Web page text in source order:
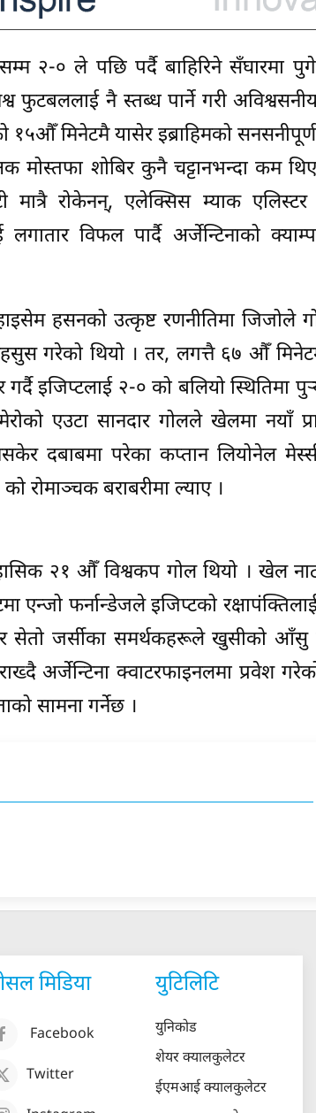
२-० ले पछि पर्दै बाहिरिने सँघारमा
फुटबललाई नै स्तब्ध पार्ने गरी
१५औँ मिनेटमै यासेर इब्राहिमको
मोस्तफा शोबिर कुनै चट्टानभन्दा कम
मात्रै रोकेनन्, एलेक्सिस म्याक
विफल पार्दै अर्जेन्टिनाको
हसनको उत्कृष्ट रणनीतिमा जिजोले
गरेको थियो । तर, लगत्तै ६७ औँ
इजिप्टलाई २-० को बलियो स्थितिमा
एउटा सानदार गोलले खेलमा नयाँ
दबाबमा परेका कप्तान लियोनेल
रोमाञ्चक बराबरीमा ल्याए ।
२१ औँ विश्वकप गोल थियो । खेल
एन्जो फर्नान्डेजले इजिप्टको
र सेतो जर्सीका समर्थकहरूले खुसीको आँसु
अर्जेन्टिना क्वाटरफाइनलमा प्रवेश
सामना गर्नेछ ।
मिडिया
Facebook
Twitter
युटिलिटि
युनिकोड
शेयर क्यालकुलेटर
ईएमआई क्यालकुलेटर